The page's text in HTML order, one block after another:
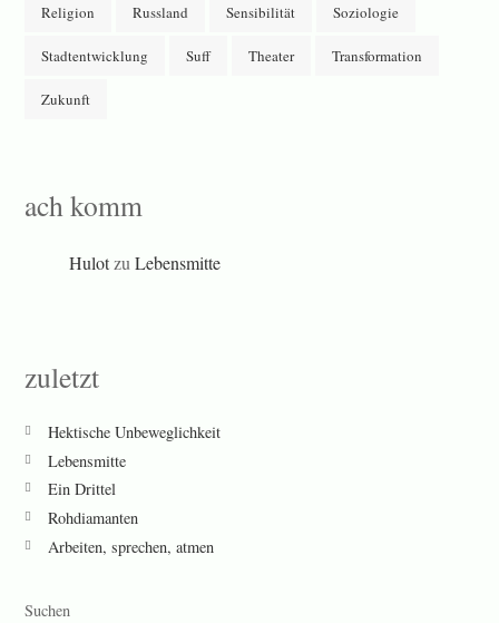
Religion Russland Sensibilität Soziologie
Stadtentwicklung Suff Theater Transformation
Zukunft
ach komm
HulotzuLebensmitte
zuletzt
Hektische Unbeweglichkeit
Lebensmitte
Ein Drittel
Rohdiamanten
Arbeiten, sprechen, atmen
Suchen